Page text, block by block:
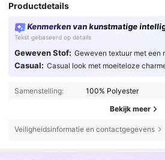
Productdetails
Kenmerken van kunstmatige
Tekst gebaseerd op details
Geweven Stof: Geweven textuur met een
Casual: Casual look met moeiteloze
Samenstelling: 100% Polyester
Bekijk meer
Veiligheidsinformatie en contactgegevens